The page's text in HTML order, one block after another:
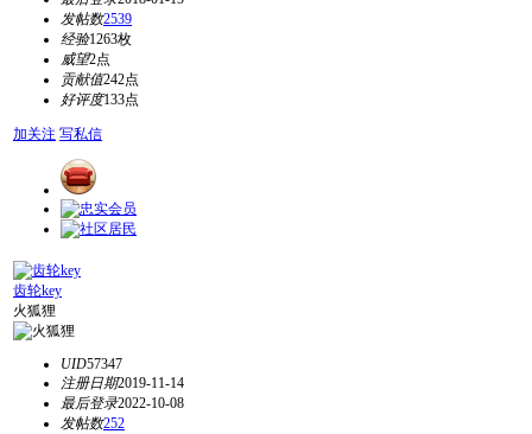
发帖数2539
经验1263枚
威望2点
贡献值242点
好评度133点
加关注 写私信
齿轮key
火狐狸
UID57347
注册日期2019-11-14
最后登录2022-10-08
发帖数252